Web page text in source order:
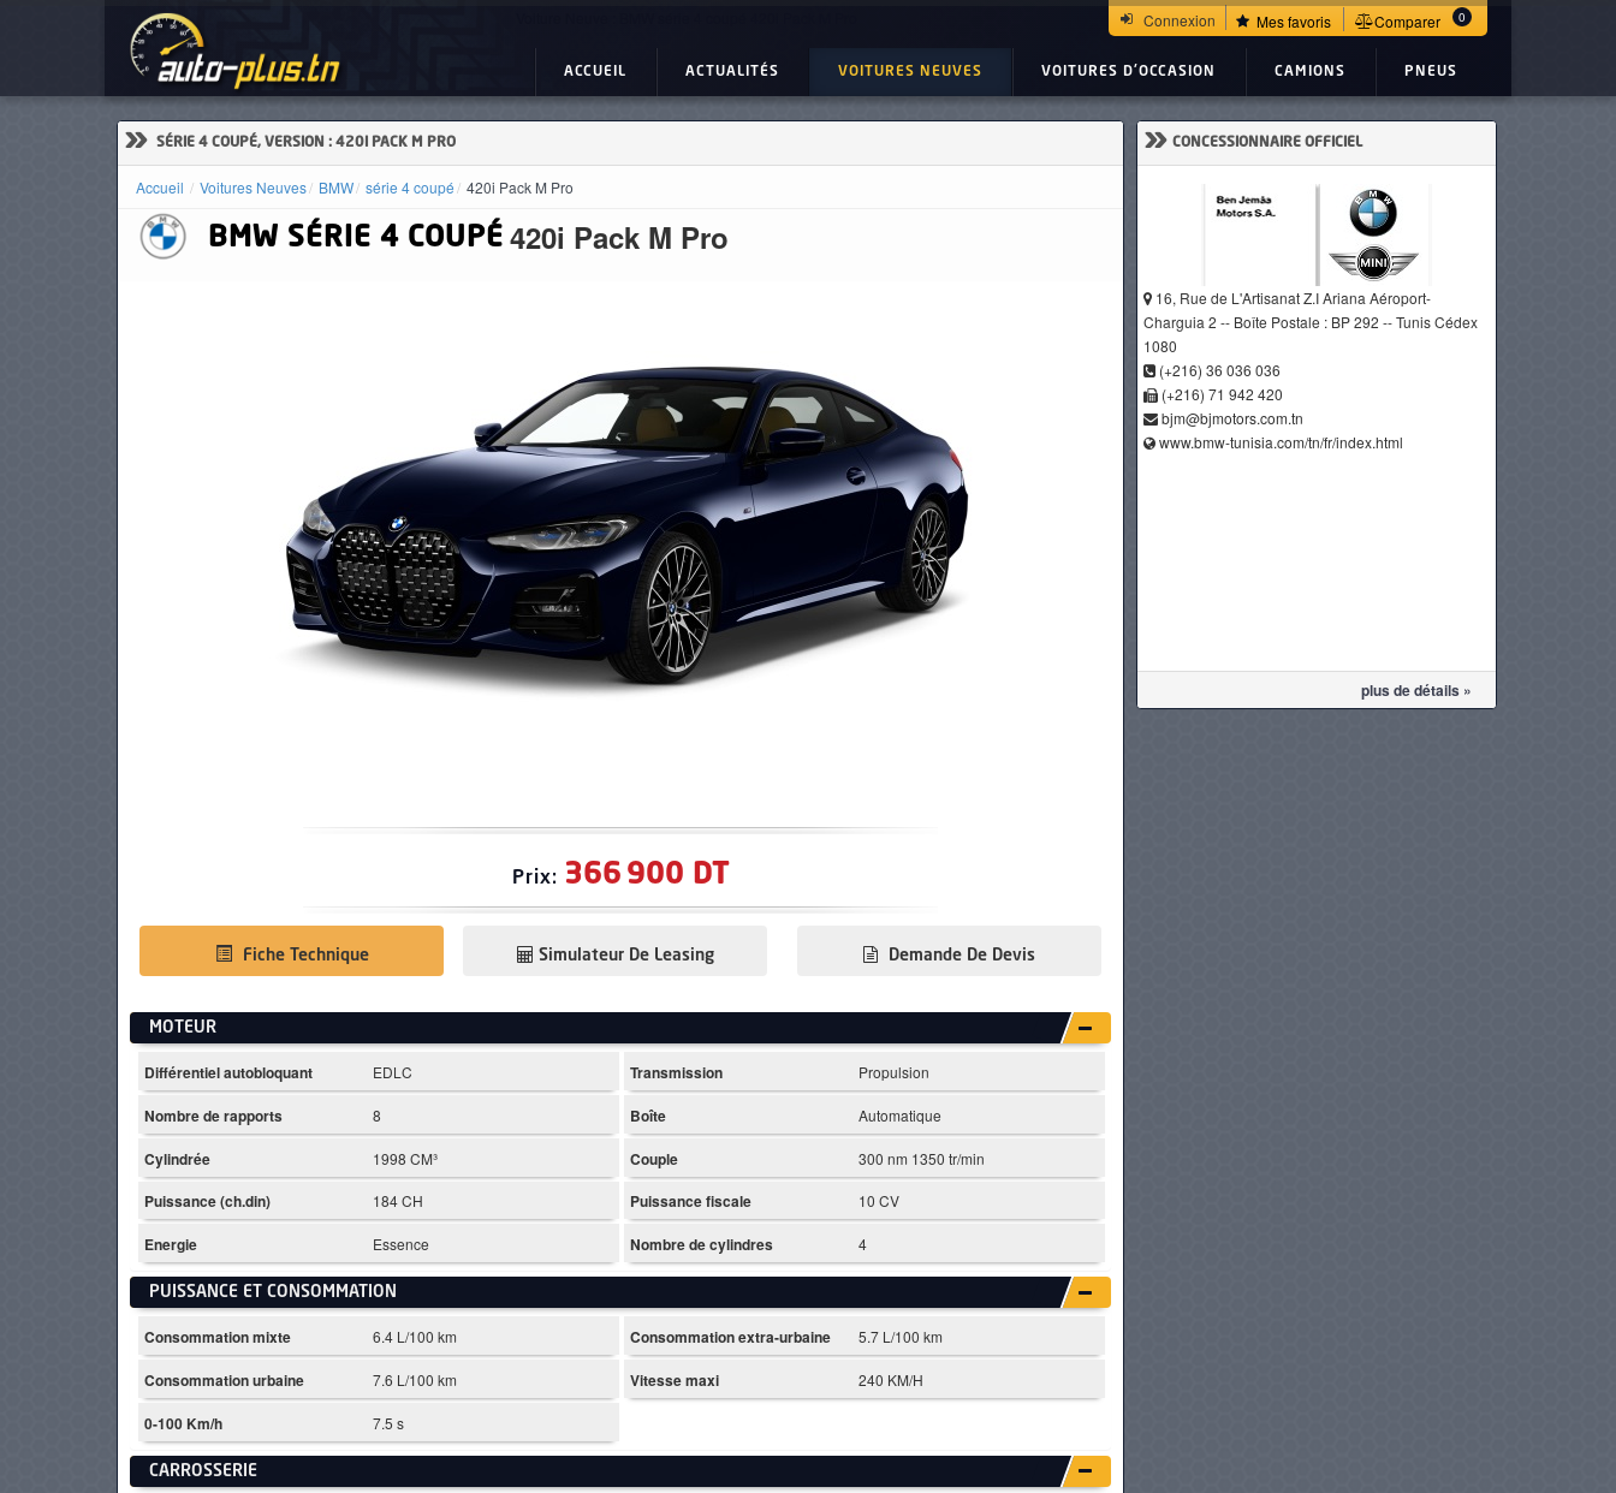
Connexion Mes favoris Comparer 0
ACCUEIL ACTUALITÉS VOITURES NEUVES VOITURES D'OCCASION CAMIONS PNEUS
» SÉRIE 4 COUPÉ, VERSION : 420I PACK M PRO
Accueil Voitures Neuves BMW série 4 coupé 420i Pack M Pro
BMW SÉRIE 4 COUPÉ 420i Pack M Pro
Prix: 366 900 DT
Fiche Technique Demande De Devis
Simulateur De Leasing
MOTEUR
Différentiel autobloquant EDLC Transmission Propulsion
Nombre de rapports 8 Boîte Automatique
Cylindrée 1998 CM³ Couple 300 nm 1350 tr/min
Puissance (ch.din) 184 CH Puissance fiscale 10 CV
Energie Essence Nombre de cylindres 4
PUISSANCE ET CONSOMMATION
Consommation mixte 6.4 L/100 km Consommation extra-urbaine 5.7 L/100 km
Consommation urbaine 7.6 L/100 km Vitesse maxi 240 KM/H
0-100 Km/h 7.5 s
CARROSSERIE
» CONCESSIONNAIRE OFFICIEL
16, Rue de L'Artisanat Z.I Ariana Aéroport-
Charguia 2 -- Boîte Postale : BP 292 -- Tunis Cédex
1080
(+216) 36 036 036
(+216) 71 942 420
bjm@bjmotors.com.tn
www.bmw-tunisia.com/tn/fr/index.html
plus de détails »
ACTUALITÉS
VOITURES